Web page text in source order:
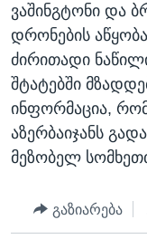
ვაშინგტონი და
დრონების
ძირითადი
შტატებში
ინფორმაცია,
აზერბაიჯანს
მეზობელ
გაზიარება